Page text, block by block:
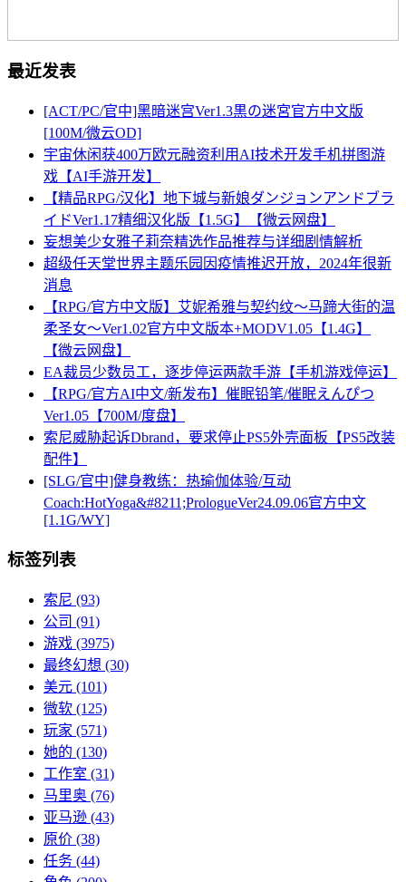
最近发表
[ACT/PC/官中]黑暗迷宫Ver1.3黒の迷宮官方中文版
[100M/微云OD]
宇宙休闲获400万欧元融资利用AI技术开发手机拼图游
戏【AI手游开发】
【精品RPG/汉化】地下城与新娘ダンジョンアンドブラ
イドVer1.17精细汉化版【1.5G】【微云网盘】
妄想美少女雅子莉奈精选作品推荐与详细剧情解析
超级任天堂世界主题乐园因疫情推迟开放，2024年很新
消息
【RPG/官方中文版】艾妮希雅与契约纹～马蹄大街的温
柔圣女～Ver1.02官方中文版本+MODV1.05【1.4G】
【微云网盘】
EA裁员少数员工，逐步停运两款手游【手机游戏停运】
【RPG/官方AI中文/新发布】催眠铅笔/催眠えんぴつ
Ver1.05【700M/度盘】
索尼威胁起诉Dbrand，要求停止PS5外壳面板【PS5改装
配件】
[SLG/官中]健身教练：热瑜伽体验/互动
Coach:HotYoga&#8211;PrologueVer24.09.06官方中文
[1.1G/WY]
标签列表
索尼 (93)
公司 (91)
游戏 (3975)
最终幻想 (30)
美元 (101)
微软 (125)
玩家 (571)
她的 (130)
工作室 (31)
马里奥 (76)
亚马逊 (43)
原价 (38)
任务 (44)